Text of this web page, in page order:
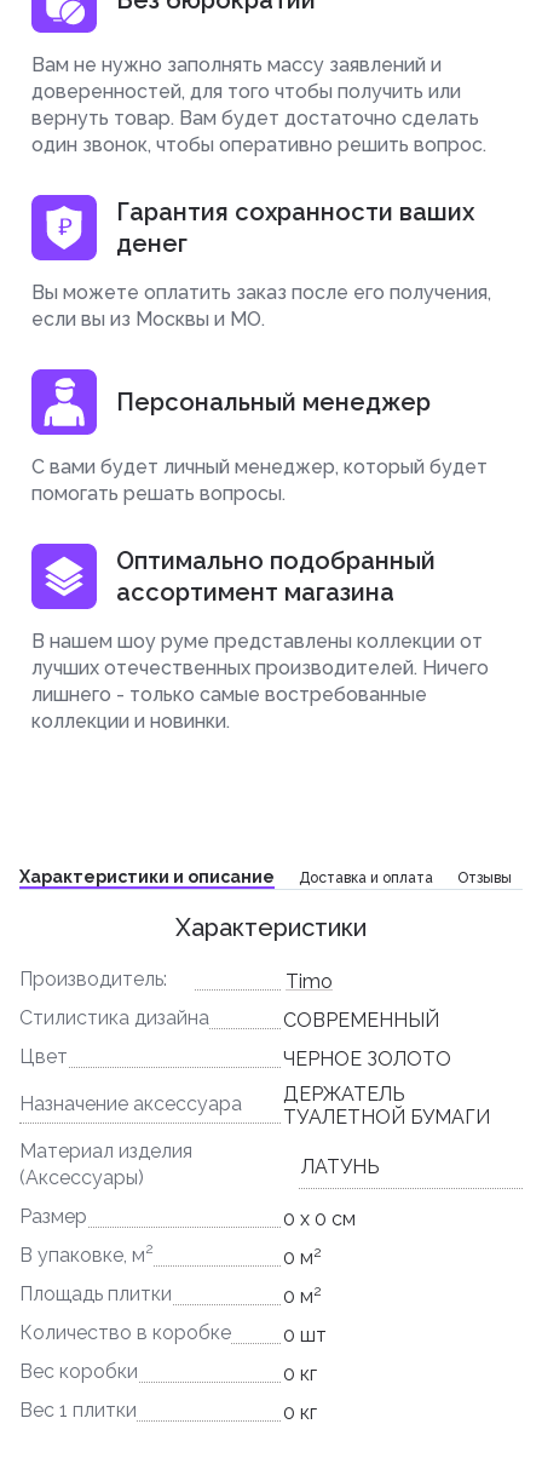
Вам не нужно заполнять массу заявлений и
доверенностей, для того чтобы получить или
вернуть товар. Вам будет достаточно сделать
один звонок, чтобы оперативно решить вопрос.
Гарантия сохранности ваших
денег
Вы можете оплатить заказ после его получения,
если вы из Москвы и МО.
Персональный менеджер
С вами будет личный менеджер, который будет
помогать решать вопросы.
Оптимально подобранный
ассортимент магазина
В нашем шоу руме представлены коллекции от
лучших отечественных производителей. Ничего
лишнего - только самые востребованные
коллекции и новинки.
Характеристики и описание Доставка и оплата Отзывы
Характеристики
Производитель:
Timo
Стилистика дизайна
СОВРЕМЕННЫЙ
Цвет
ЧЕРНОЕ ЗОЛОТО
Назначение аксессуара
ДЕРЖАТЕЛЬ
ТУАЛЕТНОЙ БУМАГИ
Материал изделия
(Аксессуары)
ЛАТУНЬ
Размер
0 x 0 см
В упаковке, м2 0 м2
Площадь плитки 0 м2
Количество в коробке
0 шт
Вес коробки
0 кг
Вес 1 плитки
0 кг